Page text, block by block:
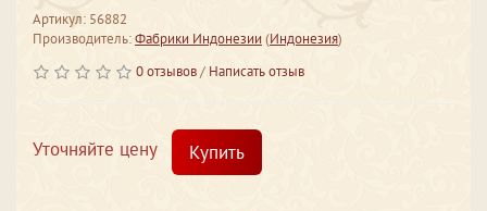
Артикул: 56882
Производитель:Фабрики Индонезии(Индонезия)
0 отзывов/ Написать отзыв
Уточняйте цену Купить